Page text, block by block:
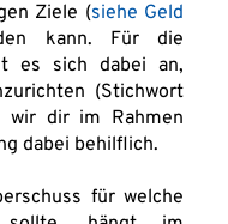
Ziele (siehe Geld
kann. Für die
es sich dabei an,
(Stichwort
wir dir im Rahmen
dabei behilflich.
für welche